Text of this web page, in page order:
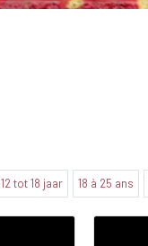
12 tot 18 jaar 18 à 25 ans